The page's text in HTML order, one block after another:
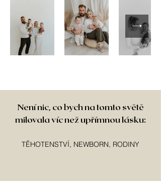
Není nic, co bych na tomto světě
milovala víc než upřímnou lásku:
TĚHOTENSTVÍ, NEWBORN, RODINY